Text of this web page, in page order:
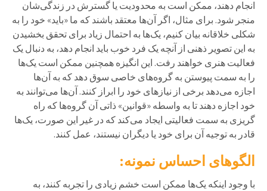
انجام دهند، ممکن است به محدودیت یا گسترش در زندگی‌شان
منجر شود. برای مثال، اگر آن‌ها معتقد باشند که ما «باید» خود را به
شکلی خلاقانه بیان کنیم، یک‌ها به احتمال زیاد برای تحقق بخشیدن
به این تصویر ذهنی از آنچه یک فرد خوب باید انجام دهد، به دنبال یک
فعالیت هنری خواهند رفت. این انگیزه همچنین ممکن است یک‌ها
را به سمت پیوستن به گروه‌های خاصی سوق دهد که به آن‌ها
اجازه می‌دهد برخی از نیازهای خود را ابراز کنند. آن‌ها می‌توانند به
خود اجازه دهند تا به واسطه «قوانین» ذاتی آن گروه‌ها که راه
گریزی به سمت فعالیتی ایجاد می‌کند که در غیر این صورت، یک‌ها
قادر به توجیه آن برای خود یا دیگران نیستند، عمل کنند.
الگوهای احساس نمونه:
با وجود اینکه یک‌ها ممکن است خشم زیادی را تجربه کنند، به